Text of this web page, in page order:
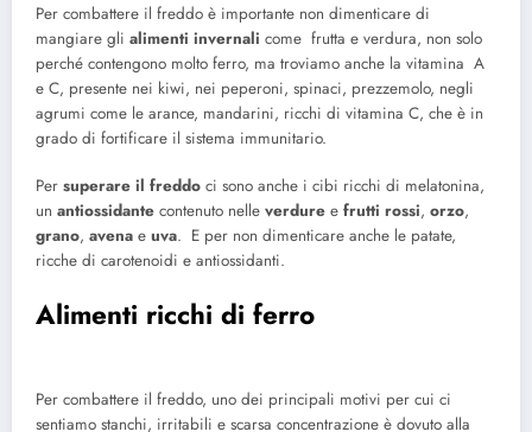
Per combattere il freddo è importante non dimenticare di
mangiare gli alimenti invernali come frutta e verdura, non solo
perché contengono molto ferro, ma troviamo anche la vitamina A
e C, presente nei kiwi, nei peperoni, spinaci, prezzemolo, negli
agrumi come le arance, mandarini, ricchi di vitamina C, che è in
grado di fortificare il sistema immunitario.
Per superare il freddo ci sono anche i cibi ricchi di melatonina,
un antiossidante contenuto nelle verdure e frutti rossi, orzo,
grano, avena e uva. E per non dimenticare anche le patate,
ricche di carotenoidi e antiossidanti.
Alimenti ricchi di ferro
Per combattere il freddo, uno dei principali motivi per cui ci
sentiamo stanchi, irritabili e scarsa concentrazione è dovuto alla